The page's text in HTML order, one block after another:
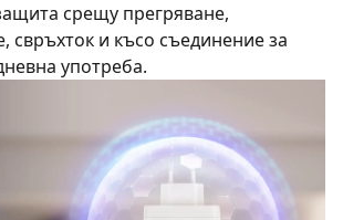
срещу прегряване,
свръхток и късо съединение за
употреба.